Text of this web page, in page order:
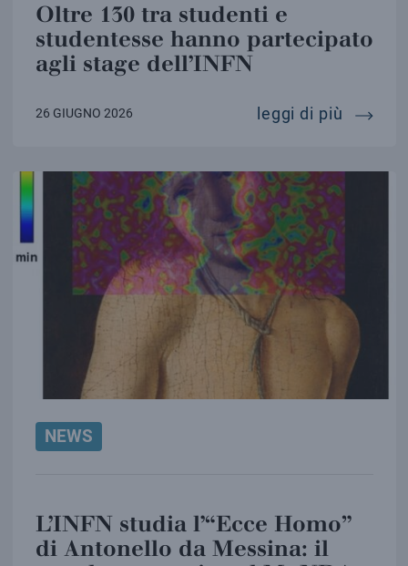
Oltre 130 tra studenti e
studentesse hanno partecipato
agli stage dell’INFN
26 GIUGNO 2026 leggi di più oltre
NEWS
L’INFN studia l’“Ecce Homo”
di Antonello da Messina: il